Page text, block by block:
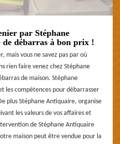
par Stéphane
débarras à bon prix !
mais vous ne savez pas par où
rien faire venez chez Stéphane
de maison. Stéphane
les compétences pour débarrasser
plus Stéphane Antiquaire, organise
les valeurs de vos affaires et
de Stéphane Antiquaire
maison peut être vendue pour la